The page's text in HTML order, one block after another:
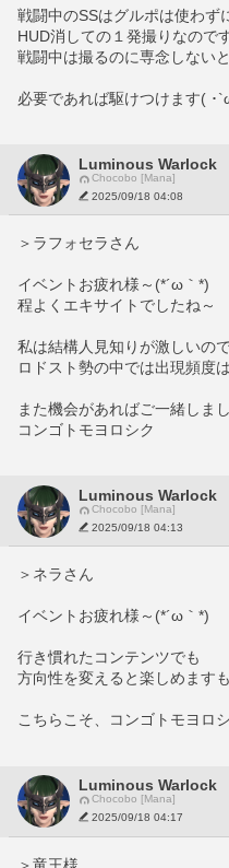
戦闘中のSSはグルポは使わず
HUD消しての１発撮りなのです
戦闘中は撮るのに専念しない
必要であれば駆けつけます( ･
Luminous Warlock
Chocobo [Mana]
2025/09/18 04:08
＞ラフォセラさん
イベントお疲れ様～(*´ω｀*)
程よくエキサイトでしたね～
私は結構人見知りが激しいの
ロドスト勢の中では出現頻度
また機会があればご一緒しまし
コンゴトモヨロシク
Luminous Warlock
Chocobo [Mana]
2025/09/18 04:13
＞ネラさん
イベントお疲れ様～(*´ω｀*)
行き慣れたコンテンツでも
方向性を変えると楽しめます
こちらこそ、コンゴトモヨロ
Luminous Warlock
Chocobo [Mana]
2025/09/18 04:17
＞竜王様